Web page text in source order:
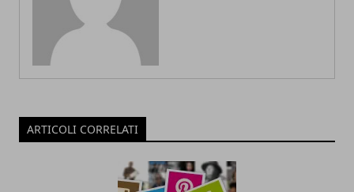
ARTICOLI CORRELATI